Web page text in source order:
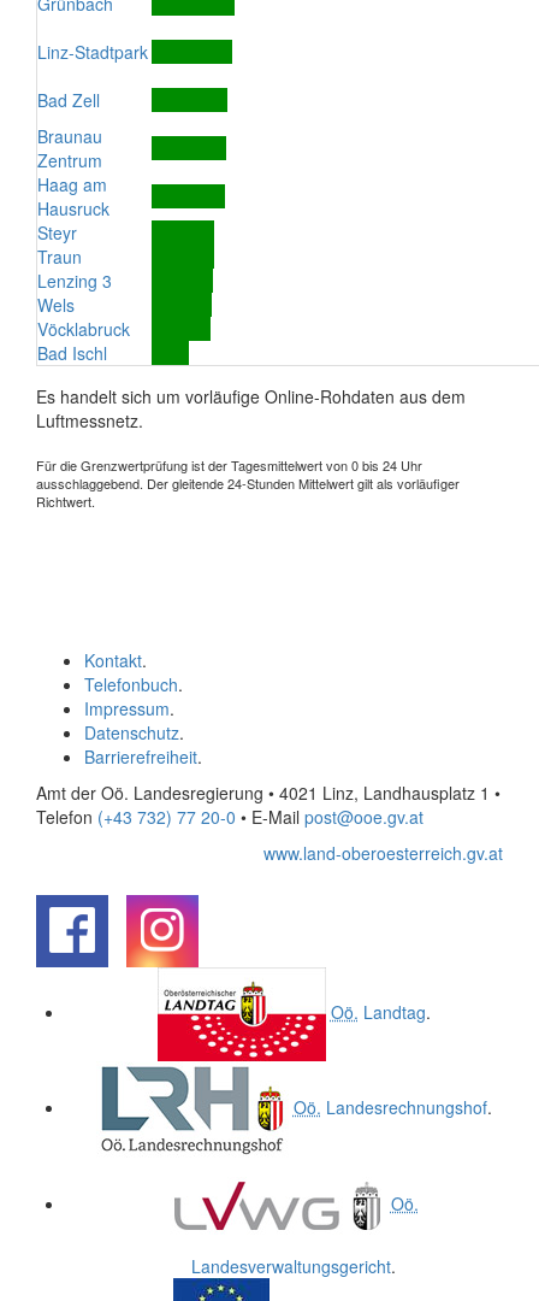
Linz-Stadtpark
Bad Zell
Braunau
Zentrum
Haag am
Hausruck
Steyr
Traun
Lenzing 3
Wels
Vöcklabruck
Bad Ischl
Es handelt sich um vorläufige Online-Rohdaten aus dem
Luftmessnetz.
Für die Grenzwertprüfung ist der Tagesmittelwert von 0 bis 24 Uhr
ausschlaggebend. Der gleitende 24-Stunden Mittelwert gilt als vorläufiger
Richtwert.
Kontakt.
Telefonbuch.
Impressum.
Datenschutz.
Barrierefreiheit.
Amt der Oö. Landesregierung • 4021 Linz, Landhausplatz 1 •
Telefon (+43 732) 77 20-0 • E-Mail post@ooe.gv.at
www.land-oberoesterreich.gv.at
Oö. Landtag.
Oö. Landesrechnungshof.
Oö.
Landesverwaltungsgericht.